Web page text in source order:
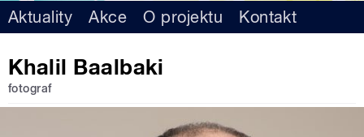
Aktuality Akce O projektu Kontakt
Khalil Baalbaki
fotograf